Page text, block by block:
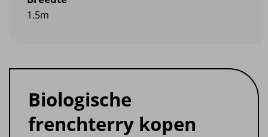
1.5m
Biologische
frenchterry kopen